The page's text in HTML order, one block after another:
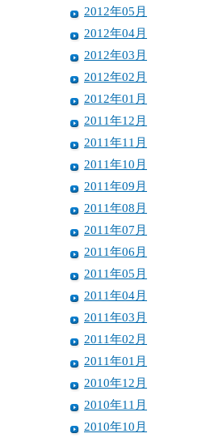
2012年05月
2012年04月
2012年03月
2012年02月
2012年01月
2011年12月
2011年11月
2011年10月
2011年09月
2011年08月
2011年07月
2011年06月
2011年05月
2011年04月
2011年03月
2011年02月
2011年01月
2010年12月
2010年11月
2010年10月